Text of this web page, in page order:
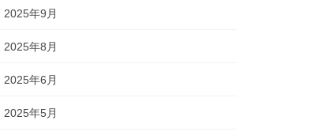
2025年9月
2025年8月
2025年6月
2025年5月